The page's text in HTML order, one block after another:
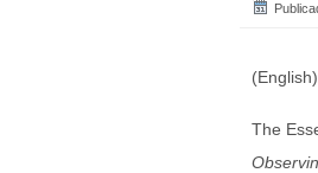
(English)
The